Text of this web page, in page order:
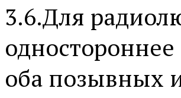
3.6.Для
оба позывных